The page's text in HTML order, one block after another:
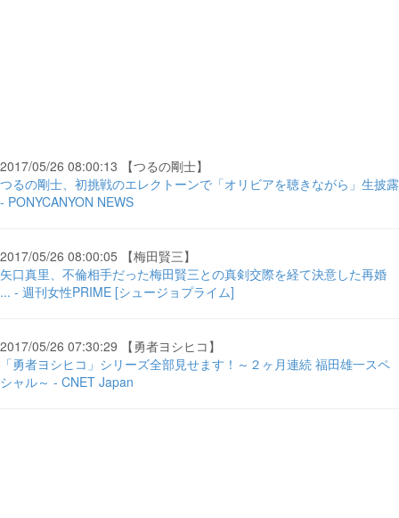
2017/05/26 08:00:13 【つるの剛士】
つるの剛士、初挑戦のエレクトーンで「オリビアを聴きながら」生披露
- PONYCANYON NEWS
2017/05/26 08:00:05 【梅田賢三】
矢口真里、不倫相手だった梅田賢三との真剣交際を経て決意した再婚
... - 週刊女性PRIME [シュージョプライム]
2017/05/26 07:30:29 【勇者ヨシヒコ】
「勇者ヨシヒコ」シリーズ全部見せます！～２ヶ月連続 福田雄一スペ
シャル～ - CNET Japan